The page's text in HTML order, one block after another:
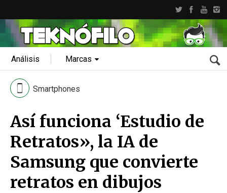
Análisis Marcas
Smartphones
Así funciona ‘Estudio de
Retratos», la IA de
Samsung que convierte
retratos en dibujos